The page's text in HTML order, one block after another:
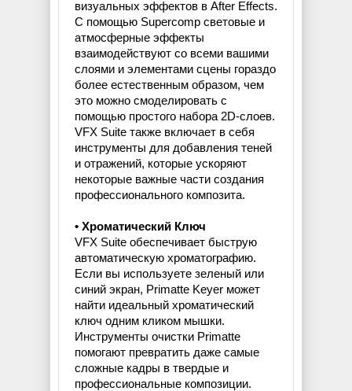
визуальных эффектов в After Effects.
С помощью Supercomp световые и
атмосферные эффекты
взаимодействуют со всеми вашими
слоями и элементами сцены гораздо
более естественным образом, чем
это можно смоделировать с
помощью простого набора 2D-слоев.
VFX Suite также включает в себя
инструменты для добавления теней
и отражений, которые ускоряют
некоторые важные части создания
профессионального композита.
• Хроматический Ключ
VFX Suite обеспечивает быструю
автоматическую хроматографию.
Если вы используете зеленый или
синий экран, Primatte Keyer может
найти идеальный хроматический
ключ одним кликом мышки.
Инструменты очистки Primatte
помогают превратить даже самые
сложные кадры в твердые и
профессиональные композиции.